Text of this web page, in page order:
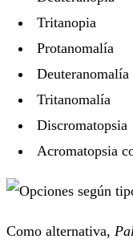
Tritanopia
Protanomalía
Deuteranomalía
Tritanomalía
Discromatopsia
Acromatopsia
Como alternativa,